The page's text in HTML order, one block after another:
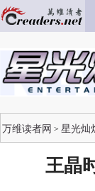
万维读者网 > 星光灿
王晶